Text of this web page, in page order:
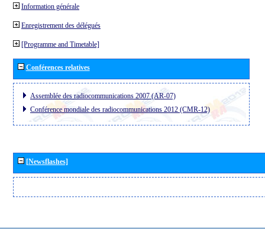
Information générale
Enregistrement des délégués
[Programme and Timetable]
Conférences relatives
Assemblée des radiocommunications 2007 (AR-07)
Conférence mondiale des radiocommunications 2012 (CMR-12)
[Newsflashes]